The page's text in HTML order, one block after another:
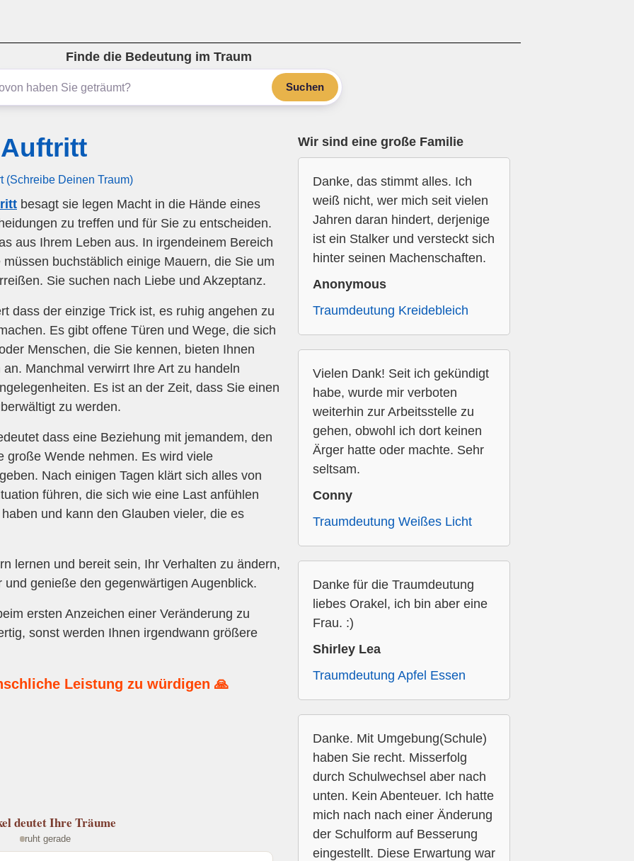
Finde die Bedeutung im Traum
Suchen
(Schreibe Deinen Traum)
besagt sie legen Macht in die Hände eines
zu treffen und für Sie zu entscheiden.
aus Ihrem Leben aus. In irgendeinem Bereich
buchstäblich einige Mauern, die Sie um
Sie suchen nach Liebe und Akzeptanz.
dass der einzige Trick ist, es ruhig angehen zu
Es gibt offene Türen und Wege, die sich
Menschen, die Sie kennen, bieten Ihnen
Manchmal verwirrt Ihre Art zu handeln
Es ist an der Zeit, dass Sie einen
zu werden.
dass eine Beziehung mit jemandem, den
große Wende nehmen. Es wird viele
Nach einigen Tagen klärt sich alles von
führen, die sich wie eine Last anfühlen
und kann den Glauben vieler, die es
lernen und bereit sein, Ihr Verhalten zu ändern,
genieße den gegenwärtigen Augenblick.
ersten Anzeichen einer Veränderung zu
sonst werden Ihnen irgendwann größere
Leistung zu würdigen 🙏
deutet Ihre Träume
ruht gerade
Wir sind eine große Familie
Danke, das stimmt alles. Ich
weiß nicht, wer mich seit vielen
Jahren daran hindert, derjenige
ist ein Stalker und versteckt sich
hinter seinen Machenschaften.
Anonymous
Traumdeutung Kreidebleich
Vielen Dank! Seit ich gekündigt
habe, wurde mir verboten
weiterhin zur Arbeitsstelle zu
gehen, obwohl ich dort keinen
Ärger hatte oder machte. Sehr
seltsam.
Conny
Traumdeutung Weißes Licht
Danke für die Traumdeutung
liebes Orakel, ich bin aber eine
Frau. :)
Shirley Lea
Traumdeutung Apfel Essen
Danke. Mit Umgebung(Schule)
haben Sie recht. Misserfolg
durch Schulwechsel aber nach
unten. Kein Abenteuer. Ich hatte
mich nach nach einer Änderung
der Schulform auf Besserung
eingestellt. Diese Erwartung war